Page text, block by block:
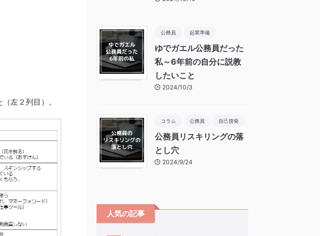
左２列目）。
公務員 起業準備
ゆでガエル公務員だった
私～6年前の自分に説教
したいこと
2024/10/3
コラム 公務員 自己啓発
公務員リスキリングの落
とし穴
2024/9/24
人気の記事